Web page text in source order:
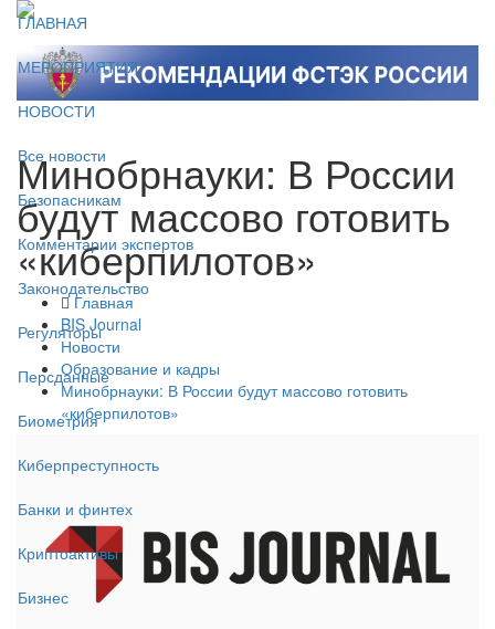
ГЛАВНАЯ
МЕРОПРИЯТИЯ
НОВОСТИ
Все новости
Безопасникам
Комментарии экспертов
Законодательство
Регуляторы
Персданные
Биометрия
Киберпреступность
Банки и финтех
Криптоактивы
Бизнес
Минобрнауки: В России
будут массово готовить
«киберпилотов»
Главная
BIS Journal
Новости
Образование и кадры
Минобрнауки: В России будут массово готовить
«киберпилотов»